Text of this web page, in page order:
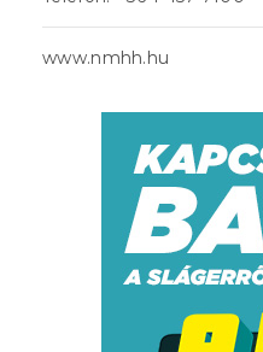
www.nmhh.hu